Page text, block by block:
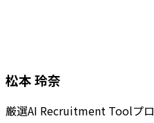
松本 玲奈
厳選AI Recruitment Toolプロ